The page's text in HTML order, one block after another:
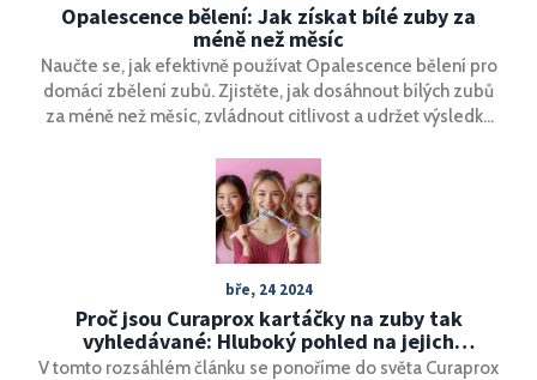
Opalescence bělení: Jak získat bílé zuby za
méně než měsíc
Naučte se, jak efektivně používat Opalescence bělení pro
domácí zbělení zubů. Zjistěte, jak dosáhnout bílých zubů
za méně než měsíc, zvládnout citlivost a udržet výsledky
bře, 24 2024
Proč jsou Curaprox kartáčky na zuby tak
vyhledávané: Hluboký pohled na jejich
popularitu
V tomto rozsáhlém článku se ponoříme do světa Curaprox